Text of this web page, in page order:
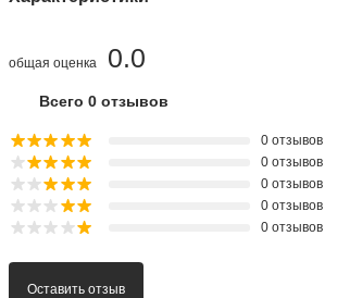
0.0
общая оценка
Всего 0 отзывов
0 отзывов
0 отзывов
0 отзывов
0 отзывов
0 отзывов
Оставить отзыв